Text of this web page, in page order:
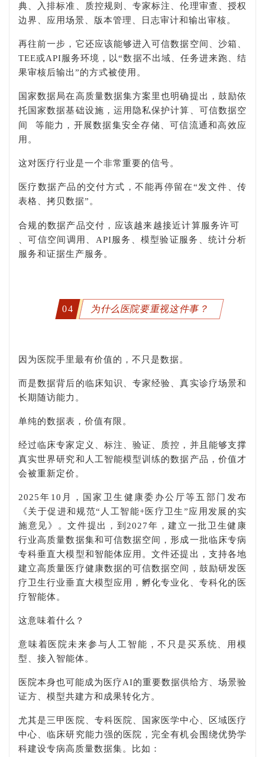
典、入排标准、质控规则、专家标注、伦理审查、授权
边界、应用场景、版本管理、日志审计和输出审核。
再往前一步，它还应该能够进入可信数据空间、沙箱、
TEE或API服务环境，以“数据不出域、任务进来跑、结
果审核后输出”的方式被使用。
国家数据局在高质量数据集方案里也明确提出，鼓励依
托国家数据基础设施，运用隐私保护计算、 可信数据空
间
等能力，开展数据集安全存储、可信流通和高效应
用。
这对医疗行业是一个非常重要的信号。
医疗数据产品的交付方式，不能再停留在“发文件、传
表格、拷贝数据”。
合规的数据产品交付，应该越来越接近计算服务许可
、可信空间调用、API服务、模型验证服务、统计分析
服务和证据生产服务。
04 为什么医院要重视这件事？
因为医院手里最有价值的，不只是数据。
而是数据背后的临床知识、专家经验、真实诊疗场景和
长期随访能力。
单纯的数据表，价值有限。
经过临床专家定义、标注、验证、质控，并且能够支撑
真实世界研究和人工智能模型训练的数据产品，价值才
会被重新定价。
2025年10月，国家卫生健康委办公厅等五部门发布
《关于促进和规范“人工智能+医疗卫生”应用发展的实
施意见》。文件提出，到2027年，建立一批卫生健康
行业高质量数据集和可信数据空间，形成一批临床专病
专科垂直大模型和智能体应用。文件还提出，支持各地
建立高质量医疗健康数据的可信数据空间，鼓励研发医
疗卫生行业垂直大模型应用，孵化专业化、专科化的医
疗智能体。
这意味着什么？
意味着医院未来参与人工智能，不只是买系统、用模
型、接入智能体。
医院本身也可能成为医疗AI的重要数据供给方、场景验
证方、模型共建方和成果转化方。
尤其是三甲医院、专科医院、国家医学中心、区域医疗
中心、临床研究能力强的医院，完全有机会围绕优势学
科建设专病高质量数据集。比如：